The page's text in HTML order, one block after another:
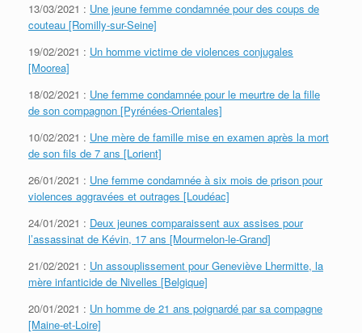
13/03/2021 : Une jeune femme condamnée pour des coups de
couteau [Romilly-sur-Seine]
19/02/2021 : Un homme victime de violences conjugales
[Moorea]
18/02/2021 : Une femme condamnée pour le meurtre de la fille
de son compagnon [Pyrénées-Orientales]
10/02/2021 : Une mère de famille mise en examen après la mort
de son fils de 7 ans [Lorient]
26/01/2021 : Une femme condamnée à six mois de prison pour
violences aggravées et outrages [Loudéac]
24/01/2021 : Deux jeunes comparaissent aux assises pour
l’assassinat de Kévin, 17 ans [Mourmelon-le-Grand]
21/02/2021 : Un assouplissement pour Geneviève Lhermitte, la
mère infanticide de Nivelles [Belgique]
20/01/2021 : Un homme de 21 ans poignardé par sa compagne
[Maine-et-Loire]